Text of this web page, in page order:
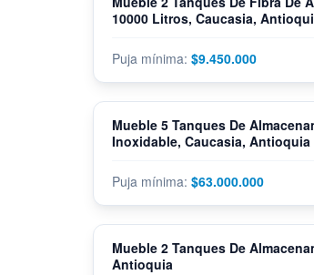
$9.450.000
10000 Litros, Caucasia,
$63.000.000
Mueble 5 Tanques De
Inoxidable, Caucasia, Antioquia
Mueble 2 Tanques De
Antioquia